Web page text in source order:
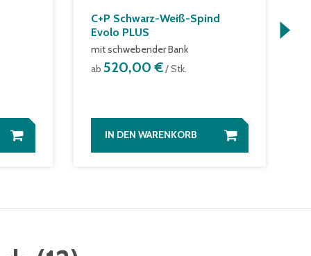
C+P Schwarz-Weiß-Spind
Evolo PLUS
mit schwebender Bank
ab 520,00 €/ Stk.
IN DEN WARENKORB